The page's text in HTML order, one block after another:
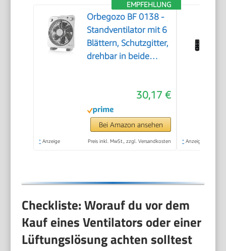
EMPFEHLUNG
Orbegozo BF 0138 -
Standventilator mit 6
Blättern, Schutzgitter,
drehbar in beide
Drehzerstäuber, Timer
von 60 Minuten, 40 W
Leistung
30,17 €
Bei Amazon ansehen
* Anzeige Preis inkl. MwSt., zzgl. Versandkosten * Anzeige
Checkliste: Worauf du vor dem
Kauf eines Ventilators oder einer
Lüftungslösung achten solltest